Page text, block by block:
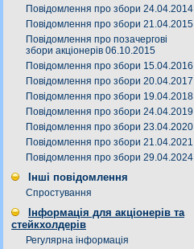
Повідомлення про збори 24.04.2014
Повідомлення про збори 21.04.2015
Повідомлення про позачергові
збори акціонерів 06.10.2015
Повідомлення про збори 15.04.2016
Повідомлення про збори 20.04.2017
Повідомлення про збори 19.04.2018
Повідомлення про збори 24.04.2019
Повідомлення про збори 23.04.2020
Повідомлення про збори 21.04.2021
Повідомлення про збори 29.04.2024
Інші повідомлення
Спростування
Інформація для акціонерів та
стейкхолдерів
Регулярна інформація